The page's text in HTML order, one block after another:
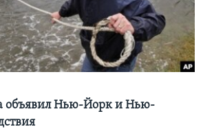
объявил Нью-Йорк и Нью-